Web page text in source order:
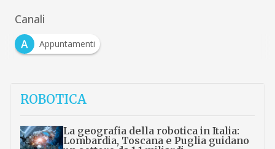
Canali
A
Appuntamenti
ROBOTICA
La geografia della robotica in Italia:
Lombardia, Toscana e Puglia guidano